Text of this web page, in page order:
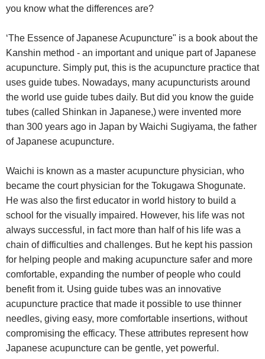
you know what the differences are?
‘The Essence of Japanese Acupuncture" is a book about the
Kanshin method - an important and unique part of Japanese
acupuncture. Simply put, this is the acupuncture practice that
uses guide tubes. Nowadays, many acupuncturists around
the world use guide tubes daily. But did you know the guide
tubes (called Shinkan in Japanese,) were invented more
than 300 years ago in Japan by Waichi Sugiyama, the father
of Japanese acupuncture.
Waichi is known as a master acupuncture physician, who
became the court physician for the Tokugawa Shogunate.
He was also the first educator in world history to build a
school for the visually impaired. However, his life was not
always successful, in fact more than half of his life was a
chain of difficulties and challenges. But he kept his passion
for helping people and making acupuncture safer and more
comfortable, expanding the number of people who could
benefit from it. Using guide tubes was an innovative
acupuncture practice that made it possible to use thinner
needles, giving easy, more comfortable insertions, without
compromising the efficacy. These attributes represent how
Japanese acupuncture can be gentle, yet powerful.